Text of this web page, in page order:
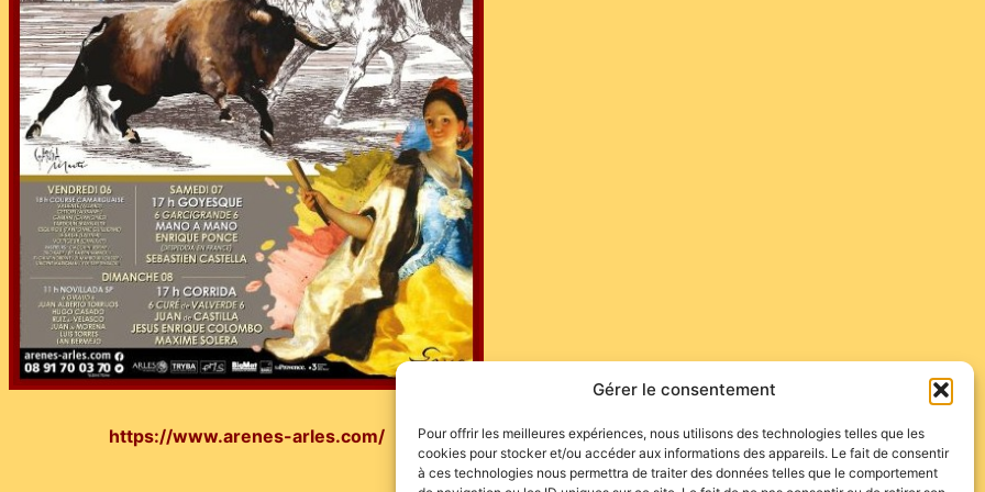
Gérer le consentement
Pour offrir les meilleures expériences, nous utilisons des technologies telles que les
cookies pour stocker et/ou accéder aux informations des appareils. Le fait de consentir
à ces technologies nous permettra de traiter des données telles que le comportement
https://www.arenes-arles.com/